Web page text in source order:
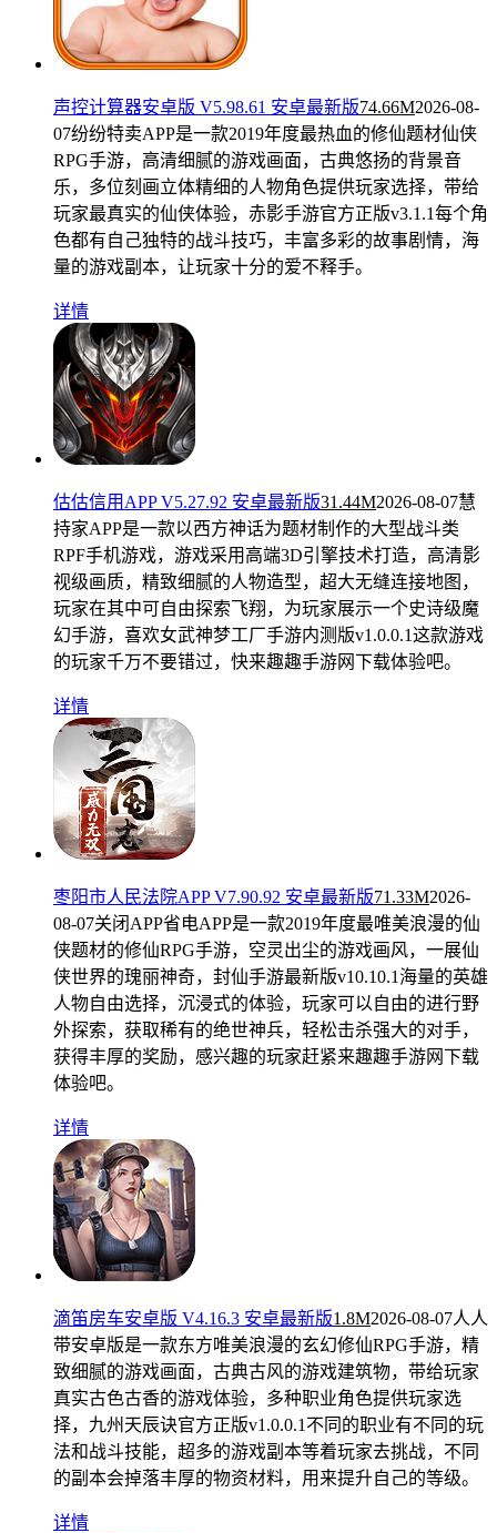
声控计算器安卓版 V5.98.61 安卓最新版74.66M2026-08-
07纷纷特卖APP是一款2019年度最热血的修仙题材仙侠
RPG手游，高清细腻的游戏画面，古典悠扬的背景音
乐，多位刻画立体精细的人物角色提供玩家选择，带给
玩家最真实的仙侠体验，赤影手游官方正版v3.1.1每个角
色都有自己独特的战斗技巧，丰富多彩的故事剧情，海
量的游戏副本，让玩家十分的爱不释手。
详情
估估信用APP V5.27.92 安卓最新版31.44M2026-08-07慧
持家APP是一款以西方神话为题材制作的大型战斗类
RPF手机游戏，游戏采用高端3D引擎技术打造，高清影
视级画质，精致细腻的人物造型，超大无缝连接地图，
玩家在其中可自由探索飞翔，为玩家展示一个史诗级魔
幻手游，喜欢女武神梦工厂手游内测版v1.0.0.1这款游戏
的玩家千万不要错过，快来趣趣手游网下载体验吧。
详情
枣阳市人民法院APP V7.90.92 安卓最新版71.33M2026-
08-07关闭APP省电APP是一款2019年度最唯美浪漫的仙
侠题材的修仙RPG手游，空灵出尘的游戏画风，一展仙
侠世界的瑰丽神奇，封仙手游最新版v10.10.1海量的英雄
人物自由选择，沉浸式的体验，玩家可以自由的进行野
外探索，获取稀有的绝世神兵，轻松击杀强大的对手，
获得丰厚的奖励，感兴趣的玩家赶紧来趣趣手游网下载
体验吧。
详情
滴笛房车安卓版 V4.16.3 安卓最新版1.8M2026-08-07人人
带安卓版是一款东方唯美浪漫的玄幻修仙RPG手游，精
致细腻的游戏画面，古典古风的游戏建筑物，带给玩家
真实古色古香的游戏体验，多种职业角色提供玩家选
择，九州天辰诀官方正版v1.0.0.1不同的职业有不同的玩
法和战斗技能，超多的游戏副本等着玩家去挑战，不同
的副本会掉落丰厚的物资材料，用来提升自己的等级。
详情